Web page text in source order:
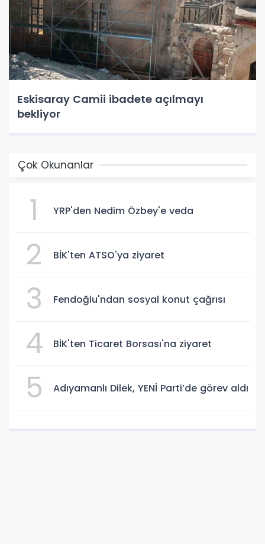
Eskisaray Camii ibadete açılmayı
bekliyor
Çok Okunanlar
1 YRP'den Nedim Özbey'e veda
2 BİK'ten ATSO'ya ziyaret
3 Fendoğlu'ndan sosyal konut çağrısı
4 BİK'ten Ticaret Borsası'na ziyaret
5 Adıyamanlı Dilek, YENİ Parti’de görev aldı